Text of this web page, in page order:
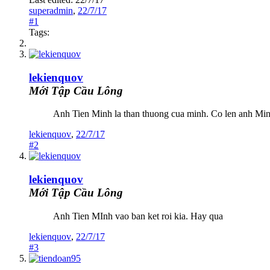
superadmin, 22/7/17
#1
Tags:
lekienquov
Mới Tập Cầu Lông
Anh Tien Minh la than thuong cua minh. Co len anh
lekienquov, 22/7/17
#2
lekienquov
Mới Tập Cầu Lông
Anh Tien MInh vao ban ket roi kia. Hay qua
lekienquov, 22/7/17
#3